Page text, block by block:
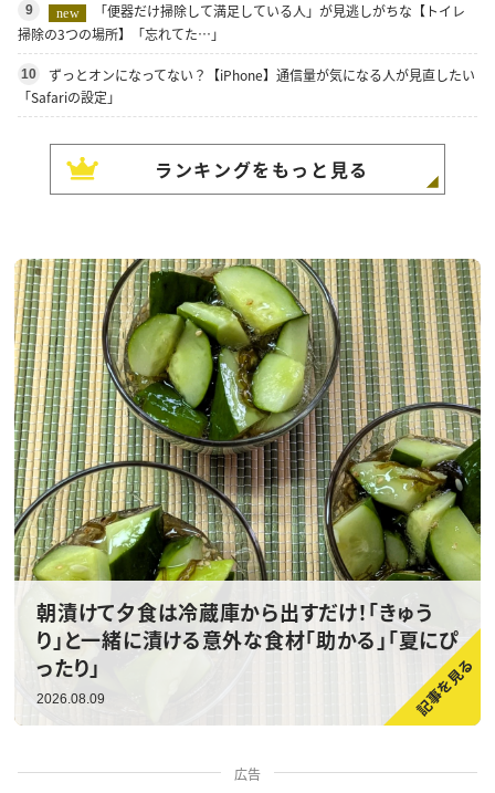
9 new
「便器だけ掃除して満足している人」が見逃しがちな【トイレ
掃除の3つの場所】「忘れてた…」
10
ずっとオンになってない？【iPhone】通信量が気になる人が見直したい
「Safariの設定」
ランキングをもっと見る
朝漬けて夕食は冷蔵庫から出すだけ！「きゅう
り」と一緒に漬ける意外な食材「助かる」「夏にぴ
ったり」
2026.08.09
広告